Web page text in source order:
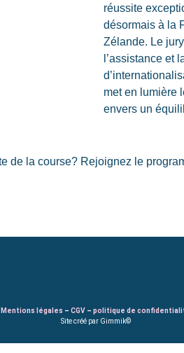
réussite
désormais à la
Zélande. Le
l’assistance et
met en lumière
envers un
de la course? Rejoignez le
Mentions légales – CGV– politique de
Site créé par Gimmik©